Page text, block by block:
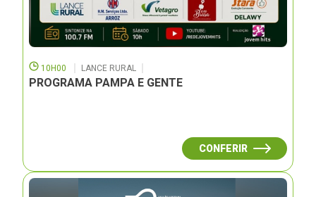
10H00 LANCE RURAL
PROGRAMA PAMPA E GENTE
CONFERIR